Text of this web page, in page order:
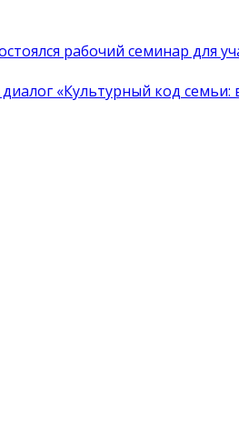
рабочий семинар для
«Культурный код семьи: